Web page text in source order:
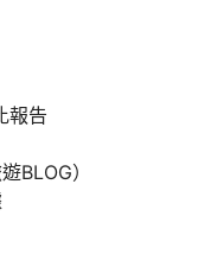
報告
BLOG）